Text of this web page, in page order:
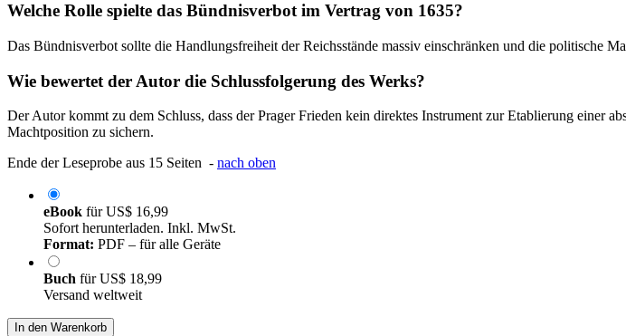
Welche Rolle spielte das Bündnisverbot im Vertrag von 1635?
Das Bündnisverbot sollte die Handlungsfreiheit der Reichsstände massiv einschränken und die politische
Wie bewertet der Autor die Schlussfolgerung des Werks?
Der Autor kommt zu dem Schluss, dass der Prager Frieden kein direktes Instrument zur Etablierung einer
Machtposition zu sichern.
Ende der Leseprobe aus 15 Seiten - nach oben
eBook fürUS$ 16,99
Sofort herunterladen. Inkl. MwSt.
Format: PDF – für alle Geräte
Buch fürUS$ 18,99
Versand weltweit
In den Warenkorb